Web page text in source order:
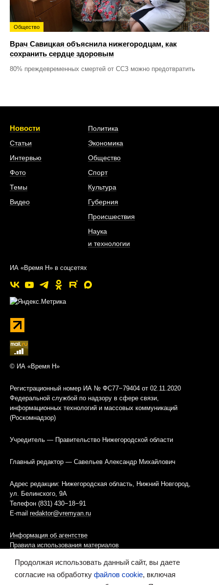
Общество
Врач Савицкая объяснила нижегородцам, как
сохранить сердце здоровым
80% преждевременных смертей от ССЗ можно предотвратить
Новости
Статьи
Интервью
Фото
Темы
Видео
Политика
Экономика
Общество
Спорт
Культура
Губерния
Происшествия
Наука
и технологии
ИА «Время Н» в соцсетях
© ИА «Время Н»
Регистрационный номер ИА № ФС77−79404 от 02.11.2020
Федеральной службой по надзору в сфере связи,
информационных технологий и массовых коммуникаций
(Роскомнадзор)
Учредитель — Правительство Нижегородской области
Главный редактор — Савельев Александр Михайлович
Адрес редакции: Нижегородская область, Нижний Новгород,
ул. Белинского, 9А
Телефон (831) 430−18−91
E-mail redaktor@vremyan.ru
Информация об агентстве
Правила использования материалов
Информационная политика использования «cookies»-файлов
Продолжая использовать данный сайт, вы даете
согласие на обработку файлов cookie, включая